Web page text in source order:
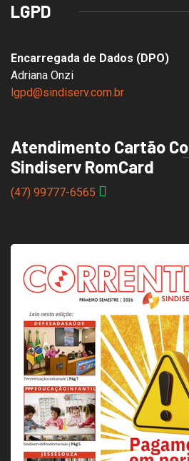
LGPD
Encarregada de Dados (DPO)
Adriana Onzi
lgpd@sindiserv.com.br
Atendimento Cartão
Sindiserv RomCard
(47) 99777-6565